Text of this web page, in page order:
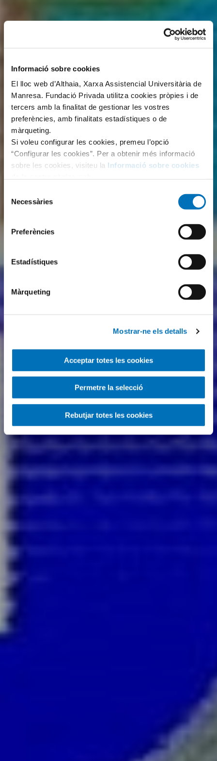
Informació sobre cookies
El lloc web d’Althaia, Xarxa Assistencial Universitària de
Manresa. Fundació Privada utilitza cookies pròpies i de
tercers amb la finalitat de gestionar les vostres
preferències, amb finalitats estadístiques o de
màrqueting.
Si voleu configurar les cookies, premeu l’opció
“Configurar les cookies”. Per a obtenir més informació
sobre les cookies, visiteu la Informació sobre cookies
Necessàries
Preferències
Estadístiques
Màrqueting
Mostrar-ne els detalls
Acceptar totes les cookies
Permetre la selecció
Rebutjar totes les cookies